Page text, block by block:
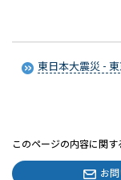
東日本大震災 -
このページの内容に関す
お